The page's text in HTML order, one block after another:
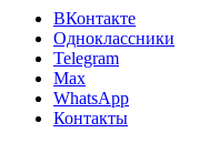
ВКонтакте
Одноклассники
Telegram
Max
WhatsApp
Контакты